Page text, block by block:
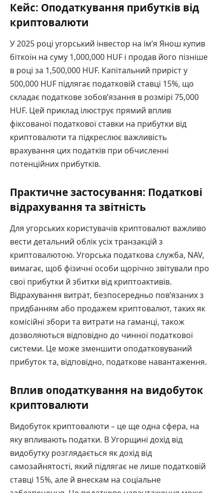
Кейс: Оподаткування прибутків від
криптовалюти
У 2025 році угорський інвестор на ім’я Янош купив
біткоїн на суму 1,000,000 HUF і продав його пізніше
в році за 1,500,000 HUF. Капітальний приріст у
500,000 HUF підлягає податковій ставці 15%, що
складає податкове зобов’язання в розмірі 75,000
HUF. Цей приклад ілюструє прямий вплив
фіксованої податкової ставки на прибутки від
криптовалюти та підкреслює важливість
врахування цих податків при обчисленні
потенційних прибутків.
Практичне застосування: Податкові
відрахування та звітність
Для угорських користувачів криптовалют важливо
вести детальний облік усіх транзакцій з
криптовалютою. Угорська податкова служба, NAV,
вимагає, щоб фізичні особи щорічно звітували про
свої прибутки й збитки від криптоактивів.
Відрахування витрат, безпосередньо пов’язаних з
придбанням або продажем криптовалют, таких як
комісійні збори та витрати на гаманці, також
дозволяються відповідно до чинної податкової
системи. Це може зменшити оподатковуваний
прибуток та, відповідно, податкове навантаження.
Вплив оподаткування на видобуток
криптовалюти
Видобуток криптовалюти – це ще одна сфера, на
яку впливають податки. В Угорщині дохід від
видобутку розглядається як дохід від
самозайнятості, який підлягає не лише податковій
ставці 15%, але й внескам на соціальне